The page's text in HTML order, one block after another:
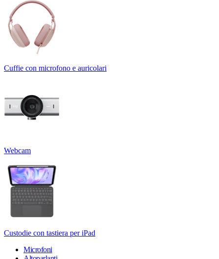
Cuffie con microfono e auricolari
Webcam
Custodie con tastiera per iPad
Microfoni